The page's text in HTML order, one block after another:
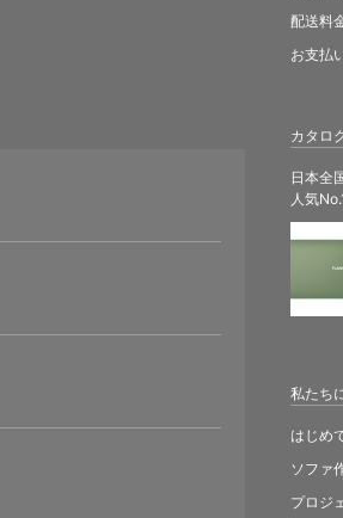
カタロ
日本全
人気
配送料
お支払
私たち
はじめ
ソファ
プロジ